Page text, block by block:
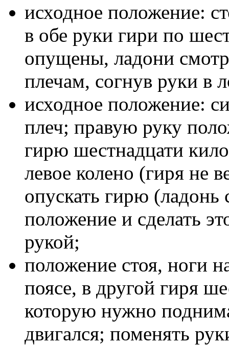
исходное положение:
в обе руки гири по
опущены, ладони
плечам, согнув руки в
исходное положение:
плеч; правую руку
гирю шестнадцати
левое колено (гиря не
опускать гирю (ладонь
положение и сделать
рукой;
положение стоя, ноги
поясе, в другой гиря
которую нужно
двигался; поменять